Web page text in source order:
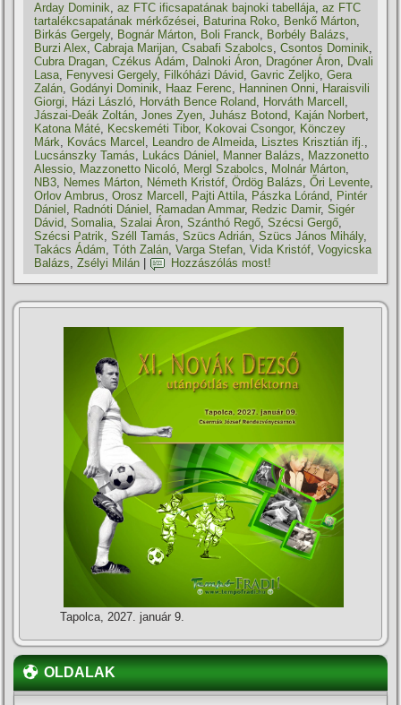
Arday Dominik,az FTC ificsapatának bajnoki tabellája,az FTC
tartalékcsapatának mérkőzései, Baturina Roko, Benkő Márton,
Birkás Gergely, Bognár Márton, Boli Franck, Borbély Balázs,
Burzi Alex,Cabraja Marijan,Csabafi Szabolcs,Csontos Dominik,
Cubra Dragan,Czékus Ádám, Dalnoki Áron, Dragóner Áron, Dvali
Lasa, Fenyvesi Gergely, Filkóházi Dávid,Gavric Zeljko,Gera
Zalán,Godányi Dominik, Haaz Ferenc, Hanninen Onni, Haraisvili
Giorgi, Házi László, Horváth Bence Roland, Horváth Marcell ,
Jászai-Deák Zoltán,Jones Zyen,Juhász Botond, Kaján Norbert,
Katona Máté, Kecskeméti Tibor, Kokovai Csongor, Könczey
Márk, Kovács Marcel , Leandro de Almeida, Lisztes Krisztián ifj.,
Lucsánszky Tamás, Lukács Dániel , Manner Balázs, Mazzonetto
Alessio, Mazzonetto Nicoló, Mergl Szabolcs, Molnár Márton,
NB3, Nemes Márton, Németh Kristóf,Ördög Balázs,Őri Levente,
Orlov Ambrus,Orosz Marcell , Pajti Attila, Pászka Lóránd, Pintér
Dániel , Radnóti Dániel , Ramadan Ammar, Redzic Damir,Sigér
Dávid,Somalia,Szalai Áron,Szánthó Regő,Szécsi Gergő,
Szécsi Patrik,Széll Tamás,Szücs Adrián,Szücs János Mihály,
Takács Ádám,Tóth Zalán,Varga Stefan,Vida Kristóf,Vogyicska
Balázs,Zsélyi Milán Hozzászólás most!
Tapolca, 2027. január 9.
OLDALAK